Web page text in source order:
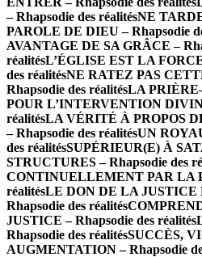
– Rhapsodie des réalitésNE
PAROLE DE DIEU – Rhapsodie
AVANTAGE DE SA GRÂCE –
réalitésL’ÉGLISE EST LA
des réalitésNE RATEZ PAS
Rhapsodie des réalitésLA
POUR L’INTERVENTION
réalitésLA VÉRITÉ À PROPOS
– Rhapsodie des réalitésUN
des réalitésSUPÉRIEUR(E) À
STRUCTURES – Rhapsodie des
CONTINUELLEMENT PAR LA
réalitésLE DON DE LA JUSTICE
Rhapsodie des réalités
JUSTICE – Rhapsodie des réalités
Rhapsodie des réalitésSUCCÈS,
AUGMENTATION – Rhapsodie